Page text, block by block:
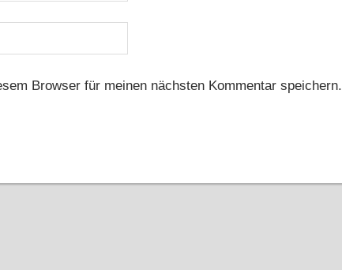
Browser für meinen nächsten Kommentar speichern.